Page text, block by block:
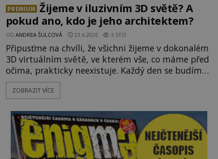
PREMIUM
Žijeme v iluzivním 3D světě? A
pokud ano, kdo je jeho architektem?
OD ANDREA ŠULCOVÁ 23.6.2026 3.5TIS
Připusťme na chvíli, že všichni žijeme v dokonalém
3D virtuálním světě, ve kterém vše, co máme před
očima, prakticky neexistuje. Každý den se budíme
do počítačové simulace, která je do určité míry k
nerozeznání od skutečného světa. Tato
skutečnosti však jde o seriózní filozofickou hypoté
ZOBRAZIT VÍCE